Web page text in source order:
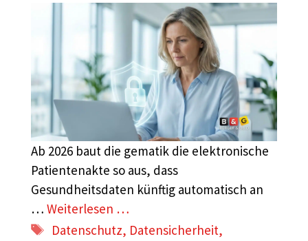
Ab 2026 baut die gematik die elektronische
Patientenakte so aus, dass
Gesundheitsdaten künftig automatisch an
… Weiterlesen …
Schlagwörter
Datenschutz, Datensicherheit,